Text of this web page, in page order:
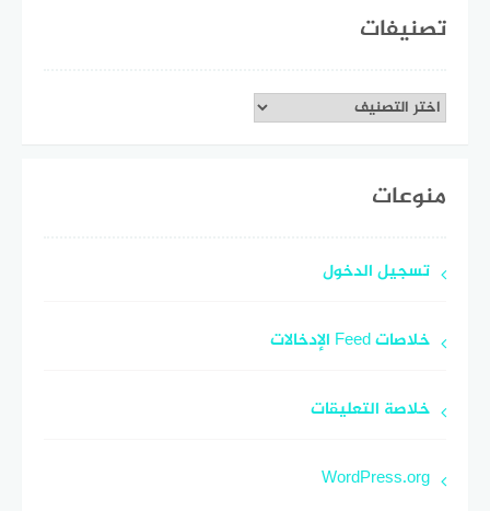
تصنيفات
تصنيفات
منوعات
تسجيل الدخول
خلاصات Feed الإدخالات
خلاصة التعليقات
WordPress.org